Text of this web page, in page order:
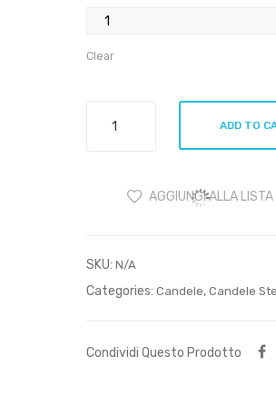
Clear
Stearica
quantity
ADD TO
AGGIUNGI ALLA LISTA
SKU: N/A
Categories: Candele, Candele
Condividi Questo Prodotto